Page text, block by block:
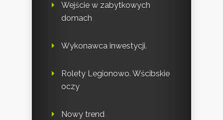
Wejście w zabytkowych
domach
Wykonawca inwestycji.
Rolety Legionowo. Wścibskie
oczy
Nowy trend